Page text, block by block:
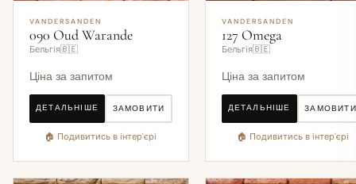
VANDERSANDEN
090 Oud Warande
Бельгія🇧🇪
Ціна за запитом
ДЕТАЛЬНІШЕ ЗАМОВИТИ
🏠 Подивитись в інтер'єрі
VANDERSANDEN
127 Omega
Бельгія🇧🇪
Ціна за запитом
ДЕТАЛЬНІШЕ ЗАМОВИТИ
🏠 Подивитись в інтер'єрі